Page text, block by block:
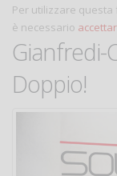
Per utilizzare
è necessario
Gianfredi-
Doppio!